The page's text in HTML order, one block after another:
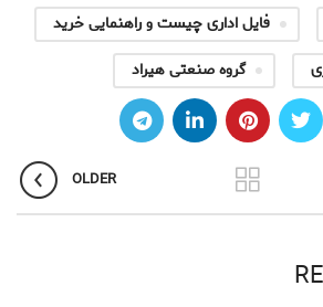
فایل اداری چیست و راهنمایی خرید
گروه صنعتی هیراد
OLDER